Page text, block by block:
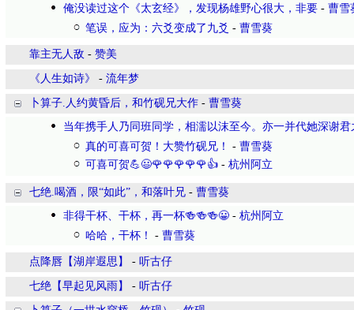
俺没读过这个《太玄经》，发现杨雄野心很大，非要 - 曹雪
笔误，应为：六爻变成了九爻 - 曹雪葵
靠主无人敌 - 赞美
《人生如诗》 - 流年梦
卜算子.人约黄昏后，和竹砚兄大作 - 曹雪葵
当年携手人乃同班同学，相濡以沫至今。亦一并代她深谢君
真的可喜可贺！大赞竹砚兄！
- 曹雪葵
可喜可贺💪😃🌹🌹🌹🌹🌹👍 - 杭州阿立
七绝.喝酒，限“如此”，和落叶兄 - 曹雪葵
非得干杯、干杯，再一杯🍻🍻🍻😀 - 杭州阿立
哈哈，干杯！
- 曹雪葵
点降唇【湖岸遐思】 - 听古仔
七绝【早起见风雨】 - 听古仔